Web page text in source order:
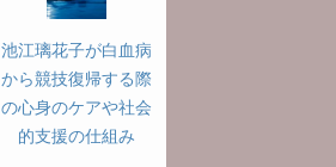
池江璃花子が白血病
から競技復帰する際
の心身のケアや社会
的支援の仕組み